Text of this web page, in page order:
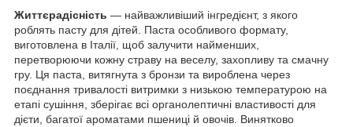
Життєрадісність — найважливіший інгредієнт, з якого
роблять пасту для дітей. Паста особливого формату,
виготовлена в Італії, щоб залучити найменших,
перетворюючи кожну страву на веселу, захопливу та смачну
гру. Ця паста, витягнута з бронзи та вироблена через
поєднання тривалості витримки з низькою температурою на
етапі сушіння, зберігає всі органолептичні властивості для
дієти, багатої ароматами пшениці й овочів. Винятково